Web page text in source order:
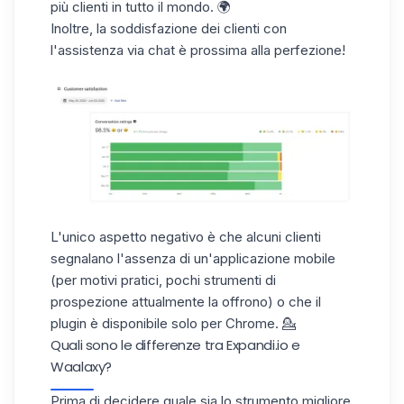
più clienti in tutto il mondo. 🌍
Inoltre, la soddisfazione dei clienti con
l'assistenza via chat è prossima alla perfezione!
L'unico aspetto negativo è che alcuni clienti
segnalano l'assenza di un'applicazione mobile
(per motivi pratici, pochi strumenti di
prospezione attualmente la offrono) o che il
plugin è disponibile solo per Chrome. 💁
Quali sono le differenze tra Expandi.io e
Waalaxy?